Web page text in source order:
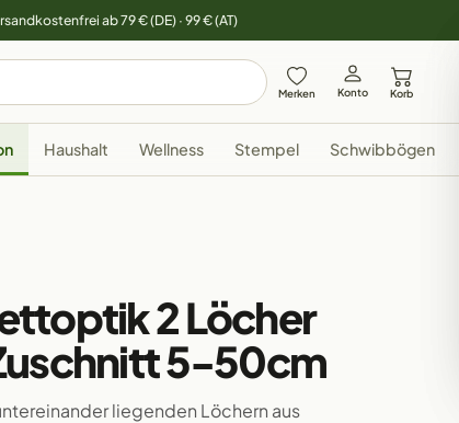
ab 79 € (DE) · 99 € (AT)
Merken Konto Korb
Haushalt Wellness Stempel Schwibbögen
2 Löcher
5-50cm
liegenden Löchern aus